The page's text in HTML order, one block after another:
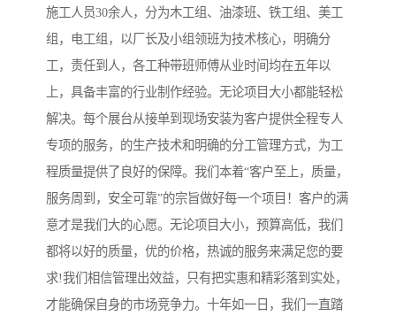
施工人员30余人，分为木工组、油漆班、铁工组、美工
组，电工组，以厂长及小组领班为技术核心，明确分
工，责任到人，各工种带班师傅从业时间均在五年以
上，具备丰富的行业制作经验。无论项目大小都能轻松
解决。每个展台从接单到现场安装为客户提供全程专人
专项的服务，的生产技术和明确的分工管理方式，为工
程质量提供了良好的保障。我们本着“客户至上，质量，
服务周到，安全可靠”的宗旨做好每一个项目！客户的满
意才是我们大的心愿。无论项目大小，预算高低，我们
都将以好的质量，优的价格，热诚的服务来满足您的要
求!我们相信管理出效益，只有把实惠和精彩落到实处，
才能确保自身的市场竞争力。十年如一日，我们一直踏